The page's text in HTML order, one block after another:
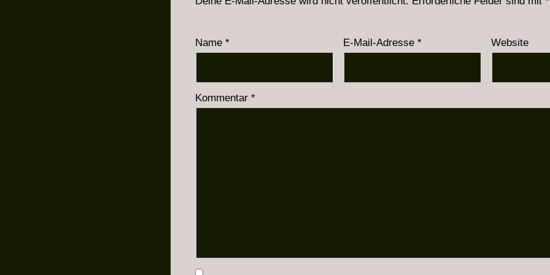
Name * E-Mail-Adresse * Website
Kommentar *